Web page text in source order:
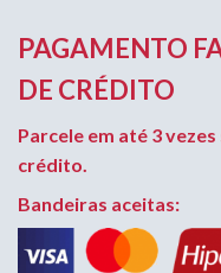
PAGAMENTO
DE CRÉDITO
Parcele em até 3
crédito.
Bandeiras aceitas: